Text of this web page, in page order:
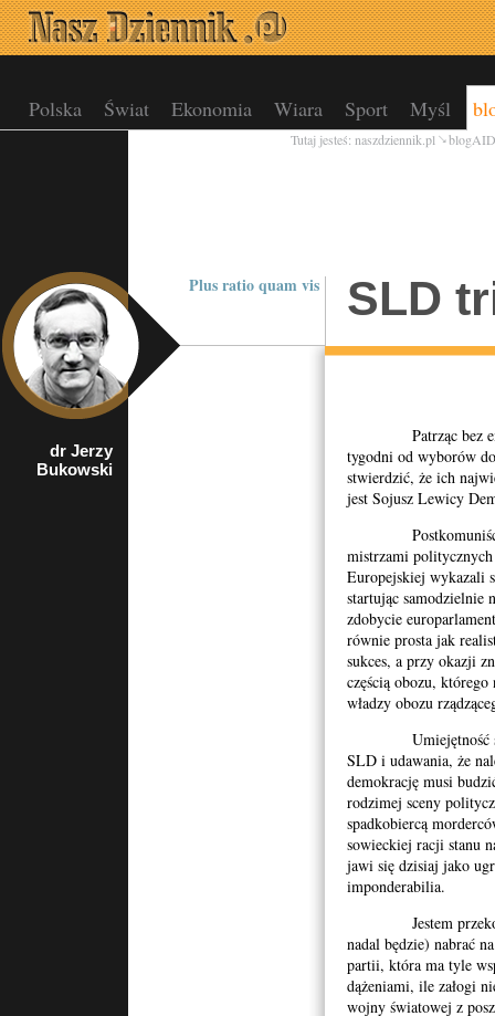
Polska Świat Ekonomia Wiara Sport Myśl
Tutaj jesteś: naszdziennik.pl blogAID
Plus ratio quam vis SLD
dr Jerzy
Bukowski
Patrząc bez
tygodni od wyborów
stwierdzić, że ich
jest Sojusz Lewicy
Postkomuniści
mistrzami
Europejskiej wykazali
startując samodzielnie
zdobycie
równie prosta jak
sukces, a przy okazji
częścią obozu, którego
władzy obozu
Umiejętność
SLD i udawania, że
demokrację musi
rodzimej sceny
spadkobiercą
sowieckiej racji stanu
jawi się dzisiaj jako
imponderabilia.
Jestem
nadal będzie) nabrać
partii, która ma tyle
dążeniami, ile załogi
wojny światowej z